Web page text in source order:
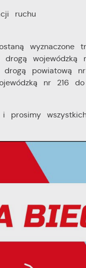
ruchu
wyznaczone
drogą
drogą powiatową
nr 216 do
prosimy